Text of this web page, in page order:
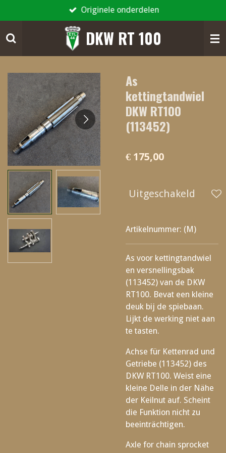
direct
naar
hoofdinhoud
DKW RT 100
Originele onderdelen
As
kettingtandwiel
DKW RT100
(113452)
€ 175,00
Uitgeschakeld
Artikelnummer: (M)
As voor kettingtandwiel
en versnellingsbak
(113452) van de DKW
RT100. Bevat een kleine
deuk bij de spiebaan.
Lijkt de werking niet aan
te tasten.
Achse für Kettenrad und
Getriebe (113452) des
DKW RT100. Weist eine
kleine Delle in der Nähe
der Keilnut auf. Scheint
die Funktion nicht zu
beeinträchtigen.
Axle for chain sprocket